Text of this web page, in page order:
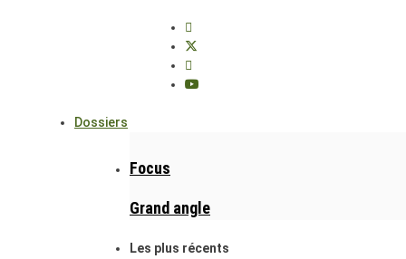
Dossiers
Focus
Grand angle
Les plus récents